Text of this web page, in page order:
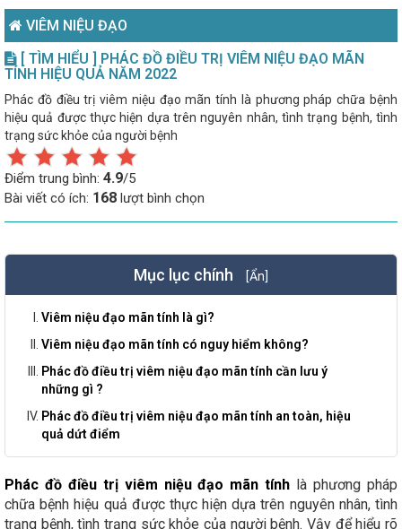
VIÊM NIỆU ĐẠO
[ TÌM HIỂU ] PHÁC ĐỒ ĐIỀU TRỊ VIÊM NIỆU ĐẠO MÃN
TÍNH HIỆU QUẢ NĂM 2022
Phác đồ điều trị viêm niệu đạo mãn tính là phương pháp chữa bệnh
hiệu quả được thực hiện dựa trên nguyên nhân, tình trạng bệnh, tình
trạng sức khỏe của người bệnh
Điểm trung bình: 4.9/5
Bài viết có ích: 168 lượt bình chọn
Mục lục chính [Ẩn]
Viêm niệu đạo mãn tính là gì?
Viêm niệu đạo mãn tính có nguy hiểm không?
Phác đồ điều trị viêm niệu đạo mãn tính cần lưu ý
những gì ?
Phác đồ điều trị viêm niệu đạo mãn tính an toàn, hiệu
quả dứt điểm
Phác đồ điều trị viêm niệu đạo mãn tính là phương pháp
chữa bệnh hiệu quả được thực hiện dựa trên nguyên nhân, tình
trạng bệnh, tình trạng sức khỏe của người bệnh. Vậy để hiểu rõ